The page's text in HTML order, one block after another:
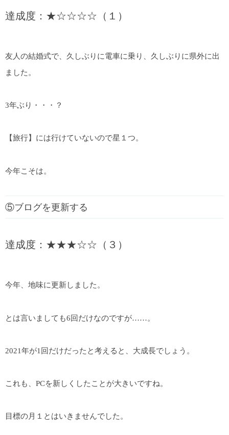
達成度：★☆☆☆☆（１）
友人の結婚式で、久しぶりに電車に乗り、久しぶりに県外に出
ました。
3年ぶり・・・？
【旅行】には行けていないので星１つ。
今年こそは。
⑤ブログを更新する
達成度：★★★☆☆（３）
今年、地味に更新しました。
とは言いましても6回だけなのですが……。
2021年が1回だけだったと考えると、大成長でしょう。
これも、PCを新しくしたことが大きいですね。
目標の月１とはいきませんでした。